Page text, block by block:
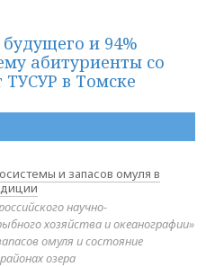
и 94%
абитуриенты со
в Томске
и запасов омуля в
научно-
хозяйства и океанографии»
омуля и состояние
озера